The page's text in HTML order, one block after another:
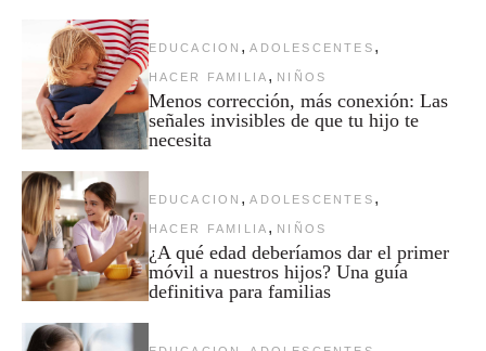
EDUCACION , ADOLESCENTES ,
HACER FAMILIA , NIÑOS
Menos corrección, más conexión: Las
señales invisibles de que tu hijo te
necesita
EDUCACION , ADOLESCENTES ,
HACER FAMILIA , NIÑOS
¿A qué edad deberíamos dar el primer
móvil a nuestros hijos? Una guía
definitiva para familias